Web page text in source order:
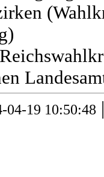
04-19 10:50:48